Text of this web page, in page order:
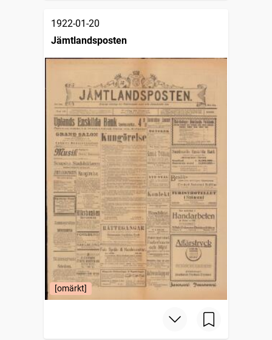
1922-01-20
Jämtlandsposten
[omärkt]